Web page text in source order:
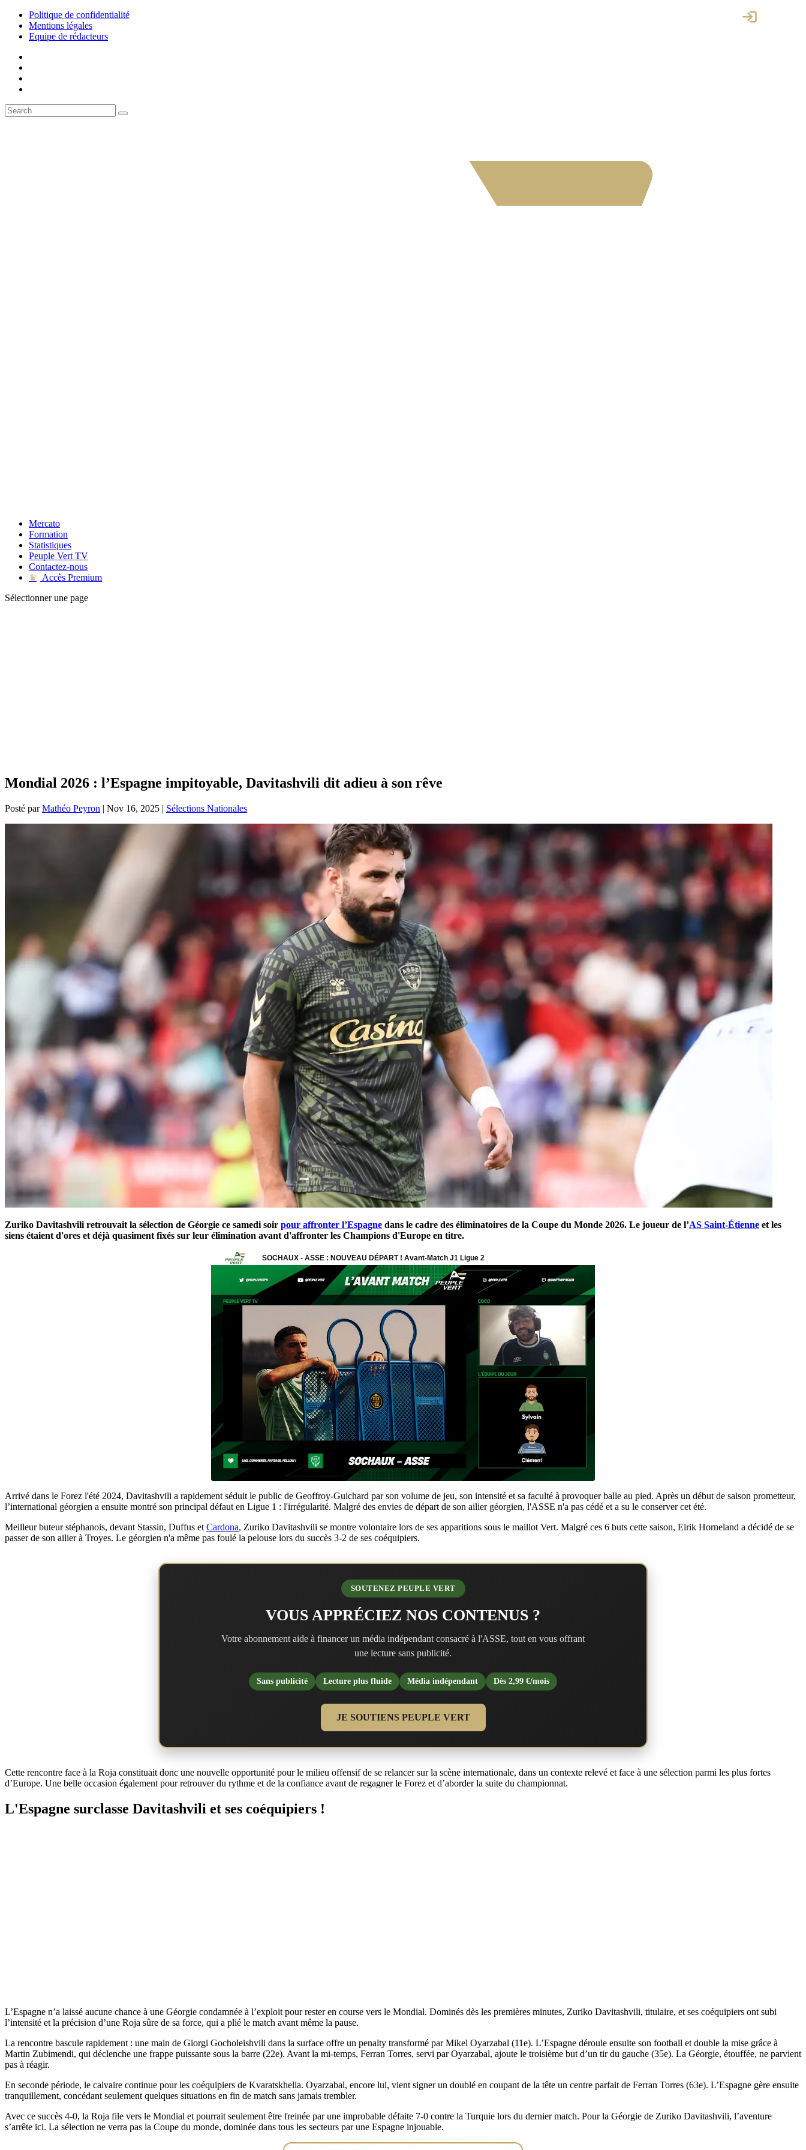
Politique de confidentialité
Mentions légales
Equipe de rédacteurs
Mercato
Formation
Statistiques
Peuple Vert TV
Contactez-nous
♛
Accès Premium
Sélectionner une page
Mondial 2026 : l’Espagne impitoyable, Davitashvili dit adieu à son rêve
Posté parMathéo Peyron | Nov 16, 2025 | Sélections Nationales
Zuriko Davitashvili retrouvait la sélection de Géorgie ce samedi soir pour affronter l’Espagne dans le cadre des éliminatoires de la Coupe du Monde 2026. Le joueur de l’AS Saint-Étienne et les
siens étaient d'ores et déjà quasiment fixés sur leur élimination avant d'affronter les Champions d'Europe en titre.
Arrivé dans le Forez l'été 2024, Davitashvili a rapidement séduit le public de Geoffroy-Guichard par son volume de jeu, son intensité et sa faculté à provoquer balle au pied. Après un début de saison prometteur,
l’international géorgien a ensuite montré son principal défaut en Ligue 1 : l'irrégularité. Malgré des envies de départ de son ailier géorgien, l'ASSE n'a pas cédé et a su le conserver cet été.
Meilleur buteur stéphanois, devant Stassin, Duffus et Cardona, Zuriko Davitashvili se montre volontaire lors de ses apparitions sous le maillot Vert. Malgré ces 6 buts cette saison, Eirik Horneland a décidé de se
passer de son ailier à Troyes. Le géorgien n'a même pas foulé la pelouse lors du succès 3-2 de ses coéquipiers.
SOUTENEZ PEUPLE VERT
VOUS APPRÉCIEZ NOS CONTENUS ?
Votre abonnement aide à financer un média indépendant consacré à l'ASSE, tout en vous offrant
une lecture sans publicité.
Sans publicité Lecture plus fluide Média indépendant Dès 2,99 €/mois
JE SOUTIENS PEUPLE VERT
Cette rencontre face à la Roja constituait donc une nouvelle opportunité pour le milieu offensif de se relancer sur la scène internationale, dans un contexte relevé et face à une sélection parmi les plus fortes
d’Europe. Une belle occasion également pour retrouver du rythme et de la confiance avant de regagner le Forez et d’aborder la suite du championnat.
L'Espagne surclasse Davitashvili et ses coéquipiers !
L’Espagne n’a laissé aucune chance à une Géorgie condamnée à l’exploit pour rester en course vers le Mondial. Dominés dès les premières minutes, Zuriko Davitashvili, titulaire, et ses coéquipiers ont subi
l’intensité et la précision d’une Roja sûre de sa force, qui a plié le match avant même la pause.
La rencontre bascule rapidement : une main de Giorgi Gocholeishvili dans la surface offre un penalty transformé par Mikel Oyarzabal (11e). L’Espagne déroule ensuite son football et double la mise grâce à
Martin Zubimendi, qui déclenche une frappe puissante sous la barre (22e). Avant la mi-temps, Ferran Torres, servi par Oyarzabal, ajoute le troisième but d’un tir du gauche (35e). La Géorgie, étouffée, ne parvient
pas à réagir.
En seconde période, le calvaire continue pour les coéquipiers de Kvaratskhelia. Oyarzabal, encore lui, vient signer un doublé en coupant de la tête un centre parfait de Ferran Torres (63e). L’Espagne gère ensuite
tranquillement, concédant seulement quelques situations en fin de match sans jamais trembler.
Avec ce succès 4-0, la Roja file vers le Mondial et pourrait seulement être freinée par une improbable défaite 7-0 contre la Turquie lors du dernier match. Pour la Géorgie de Zuriko Davitashvili, l’aventure
s’arrête ici. La sélection ne verra pas la Coupe du monde, dominée dans tous les secteurs par une Espagne injouable.